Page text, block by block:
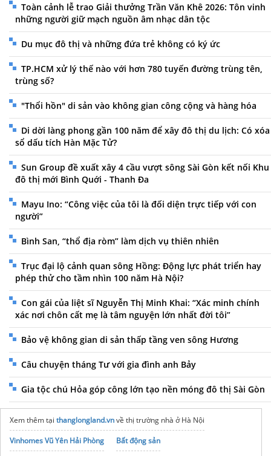
Toàn cảnh lễ trao Giải thưởng Trần Văn Khê 2026: Tôn vinh
những người giữ mạch nguồn âm nhạc dân tộc
Du mục đô thị và những đứa trẻ không có ký ức
TP.HCM xử lý thế nào với hơn 780 tuyến đường trùng tên,
trùng số?
"Thổi hồn" di sản vào không gian công cộng và hàng hóa
Di dời làng phong gần 100 năm để xây đô thị du lịch: Có xóa
sổ dấu tích Hàn Mặc Tử?
Sun Group đề xuất xây 4 cầu vượt sông Sài Gòn kết nối Khu
đô thị mới Bình Quới - Thanh Đa
Mayu Ino: “Công việc của tôi là đối diện trực tiếp với con
người”
Bình San, “thổ địa ròm” làm dịch vụ thiên nhiên
Trục đại lộ cảnh quan sông Hồng: Động lực phát triển hay
phép thử cho tầm nhìn 100 năm Hà Nội?
Con gái của liệt sĩ Nguyễn Thị Minh Khai: “Xác minh chính
xác nơi chôn cất mẹ là tâm nguyện lớn nhất đời tôi”
Bảo vệ không gian di sản thấp tầng ven sông Hương
Câu chuyện tháng Tư với gia đình anh Bảy
Gia tộc chú Hỏa góp công lớn tạo nền móng đô thị Sài Gòn
Xem thêm tại thanglongland.vnvề thị trường nhà ở Hà Nội
Vinhomes Vũ Yên Hải Phòng
Bất động sản